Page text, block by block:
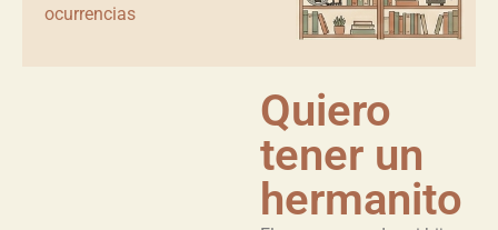
ocurrencias
Quiero
tener un
hermanito